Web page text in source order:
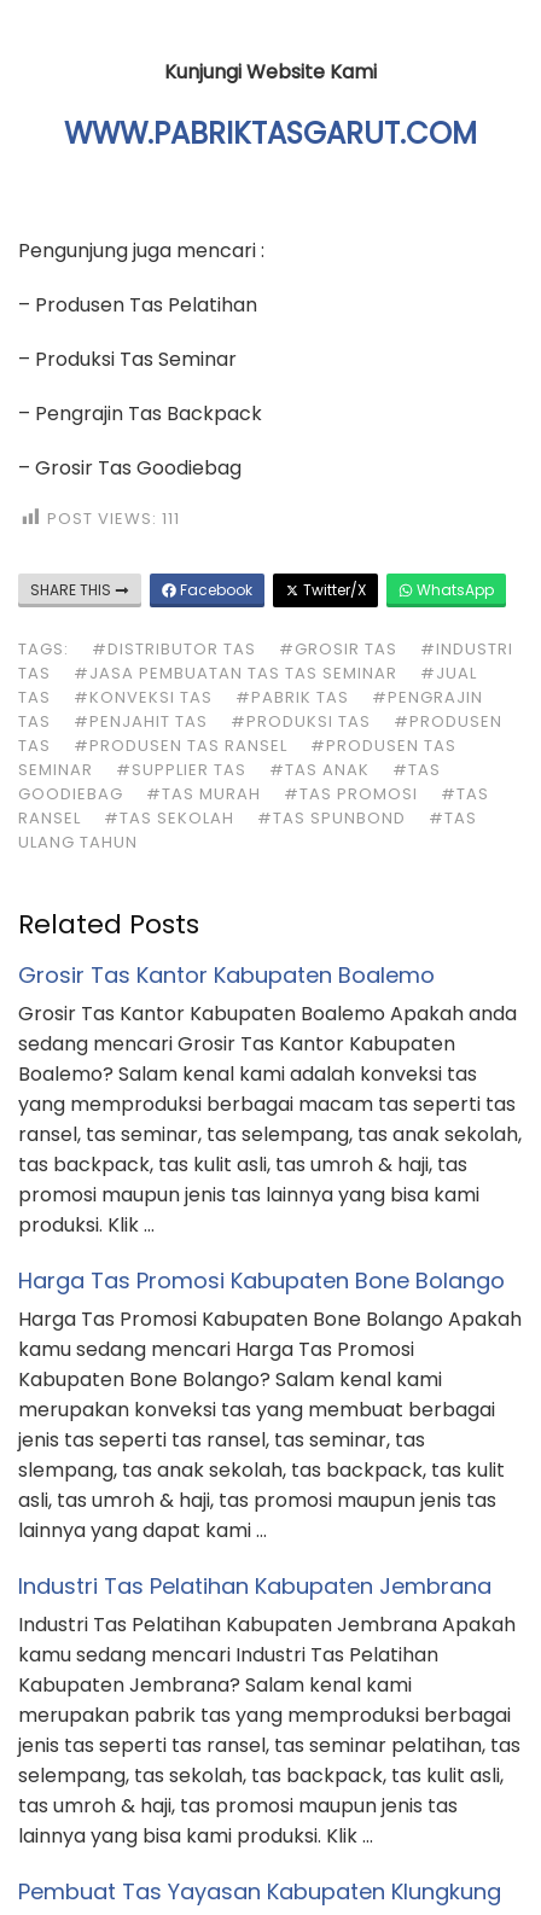
Kunjungi Website Kami
WWW.PABRIKTASGARUT.COM
Pengunjung juga mencari :
– Produsen Tas Pelatihan
– Produksi Tas Seminar
– Pengrajin Tas Backpack
– Grosir Tas Goodiebag
POST VIEWS: 111
SHARE THIS Facebook Twitter/X WhatsApp
TAGS: #DISTRIBUTOR TAS #GROSIR TAS
#INDUSTRI
TAS
#JASA PEMBUATAN TAS TAS SEMINAR
#JUAL
TAS
#KONVEKSI TAS #PABRIK TAS
#PENGRAJIN
TAS
#PENJAHIT TAS #PRODUKSI TAS
#PRODUSEN
TAS
#PRODUSEN TAS RANSEL
#PRODUSEN TAS
SEMINAR
#SUPPLIER TAS #TAS ANAK
#TAS
GOODIEBAG
#TAS MURAH #TAS PROMOSI
#TAS
RANSEL
#TAS SEKOLAH #TAS SPUNBOND
#TAS
ULANG TAHUN
Related Posts
Grosir Tas Kantor Kabupaten Boalemo
Grosir Tas Kantor Kabupaten Boalemo Apakah anda
sedang mencari Grosir Tas Kantor Kabupaten
Boalemo? Salam kenal kami adalah konveksi tas
yang memproduksi berbagai macam tas seperti tas
ransel, tas seminar, tas selempang, tas anak sekolah,
tas backpack, tas kulit asli, tas umroh & haji, tas
promosi maupun jenis tas lainnya yang bisa kami
produksi. Klik …
Harga Tas Promosi Kabupaten Bone Bolango
Harga Tas Promosi Kabupaten Bone Bolango Apakah
kamu sedang mencari Harga Tas Promosi
Kabupaten Bone Bolango? Salam kenal kami
merupakan konveksi tas yang membuat berbagai
jenis tas seperti tas ransel, tas seminar, tas
slempang, tas anak sekolah, tas backpack, tas kulit
asli, tas umroh & haji, tas promosi maupun jenis tas
lainnya yang dapat kami …
Industri Tas Pelatihan Kabupaten Jembrana
Industri Tas Pelatihan Kabupaten Jembrana Apakah
kamu sedang mencari Industri Tas Pelatihan
Kabupaten Jembrana? Salam kenal kami
merupakan pabrik tas yang memproduksi berbagai
jenis tas seperti tas ransel, tas seminar pelatihan, tas
selempang, tas sekolah, tas backpack, tas kulit asli,
tas umroh & haji, tas promosi maupun jenis tas
lainnya yang bisa kami produksi. Klik …
Pembuat Tas Yayasan Kabupaten Klungkung